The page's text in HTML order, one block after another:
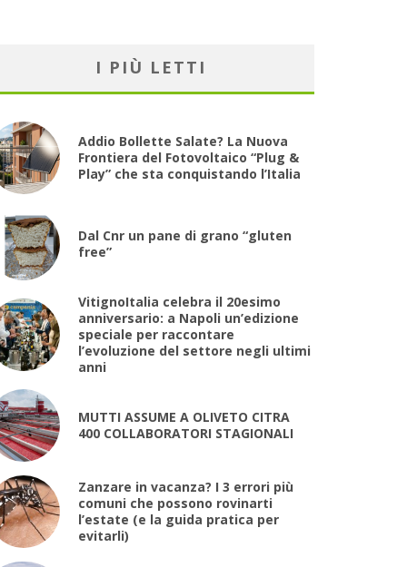
I PIÙ LETTI
Addio Bollette Salate? La Nuova
Frontiera del Fotovoltaico “Plug &
Play” che sta conquistando l’Italia
Dal Cnr un pane di grano “gluten
free”
VitignoItalia celebra il 20esimo
anniversario: a Napoli un’edizione
speciale per raccontare
l’evoluzione del settore negli ultimi
anni
MUTTI ASSUME A OLIVETO CITRA
400 COLLABORATORI STAGIONALI
Zanzare in vacanza? I 3 errori più
comuni che possono rovinarti
l’estate (e la guida pratica per
evitarli)